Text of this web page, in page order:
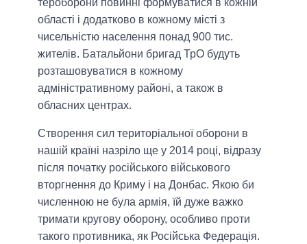
області і додатково в кожному місті з
чисельністю населення понад 900 тис.
жителів. Батальйони бригад ТрО будуть
розташовуватися в кожному
адміністративному районі, а також в
обласних центрах.
Створення сил територіальної оборони в
нашій країні назріло ще у 2014 році, відразу
після початку російського військового
вторгнення до Криму і на Донбас. Якою би
численною не була армія, їй дуже важко
тримати кругову оборону, особливо проти
такого противника, як Російська Федерація.